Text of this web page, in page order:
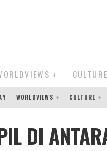
CULTURE
WORLDVIEWS CULTURE
DI